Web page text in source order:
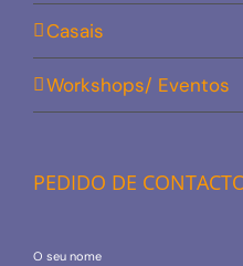
Casais
Workshops/ Eventos
PEDIDO DE
O seu nome